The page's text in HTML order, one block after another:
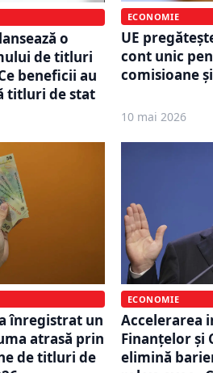
o
de titluri
beneficii au
titluri de stat
ECONOMIE
UE
cont unic
comisioane
10 mai 2026
înregistrat un
atrasă prin
de titluri de
ECONOMIE
Accelerarea
Finanțelor și
elimină